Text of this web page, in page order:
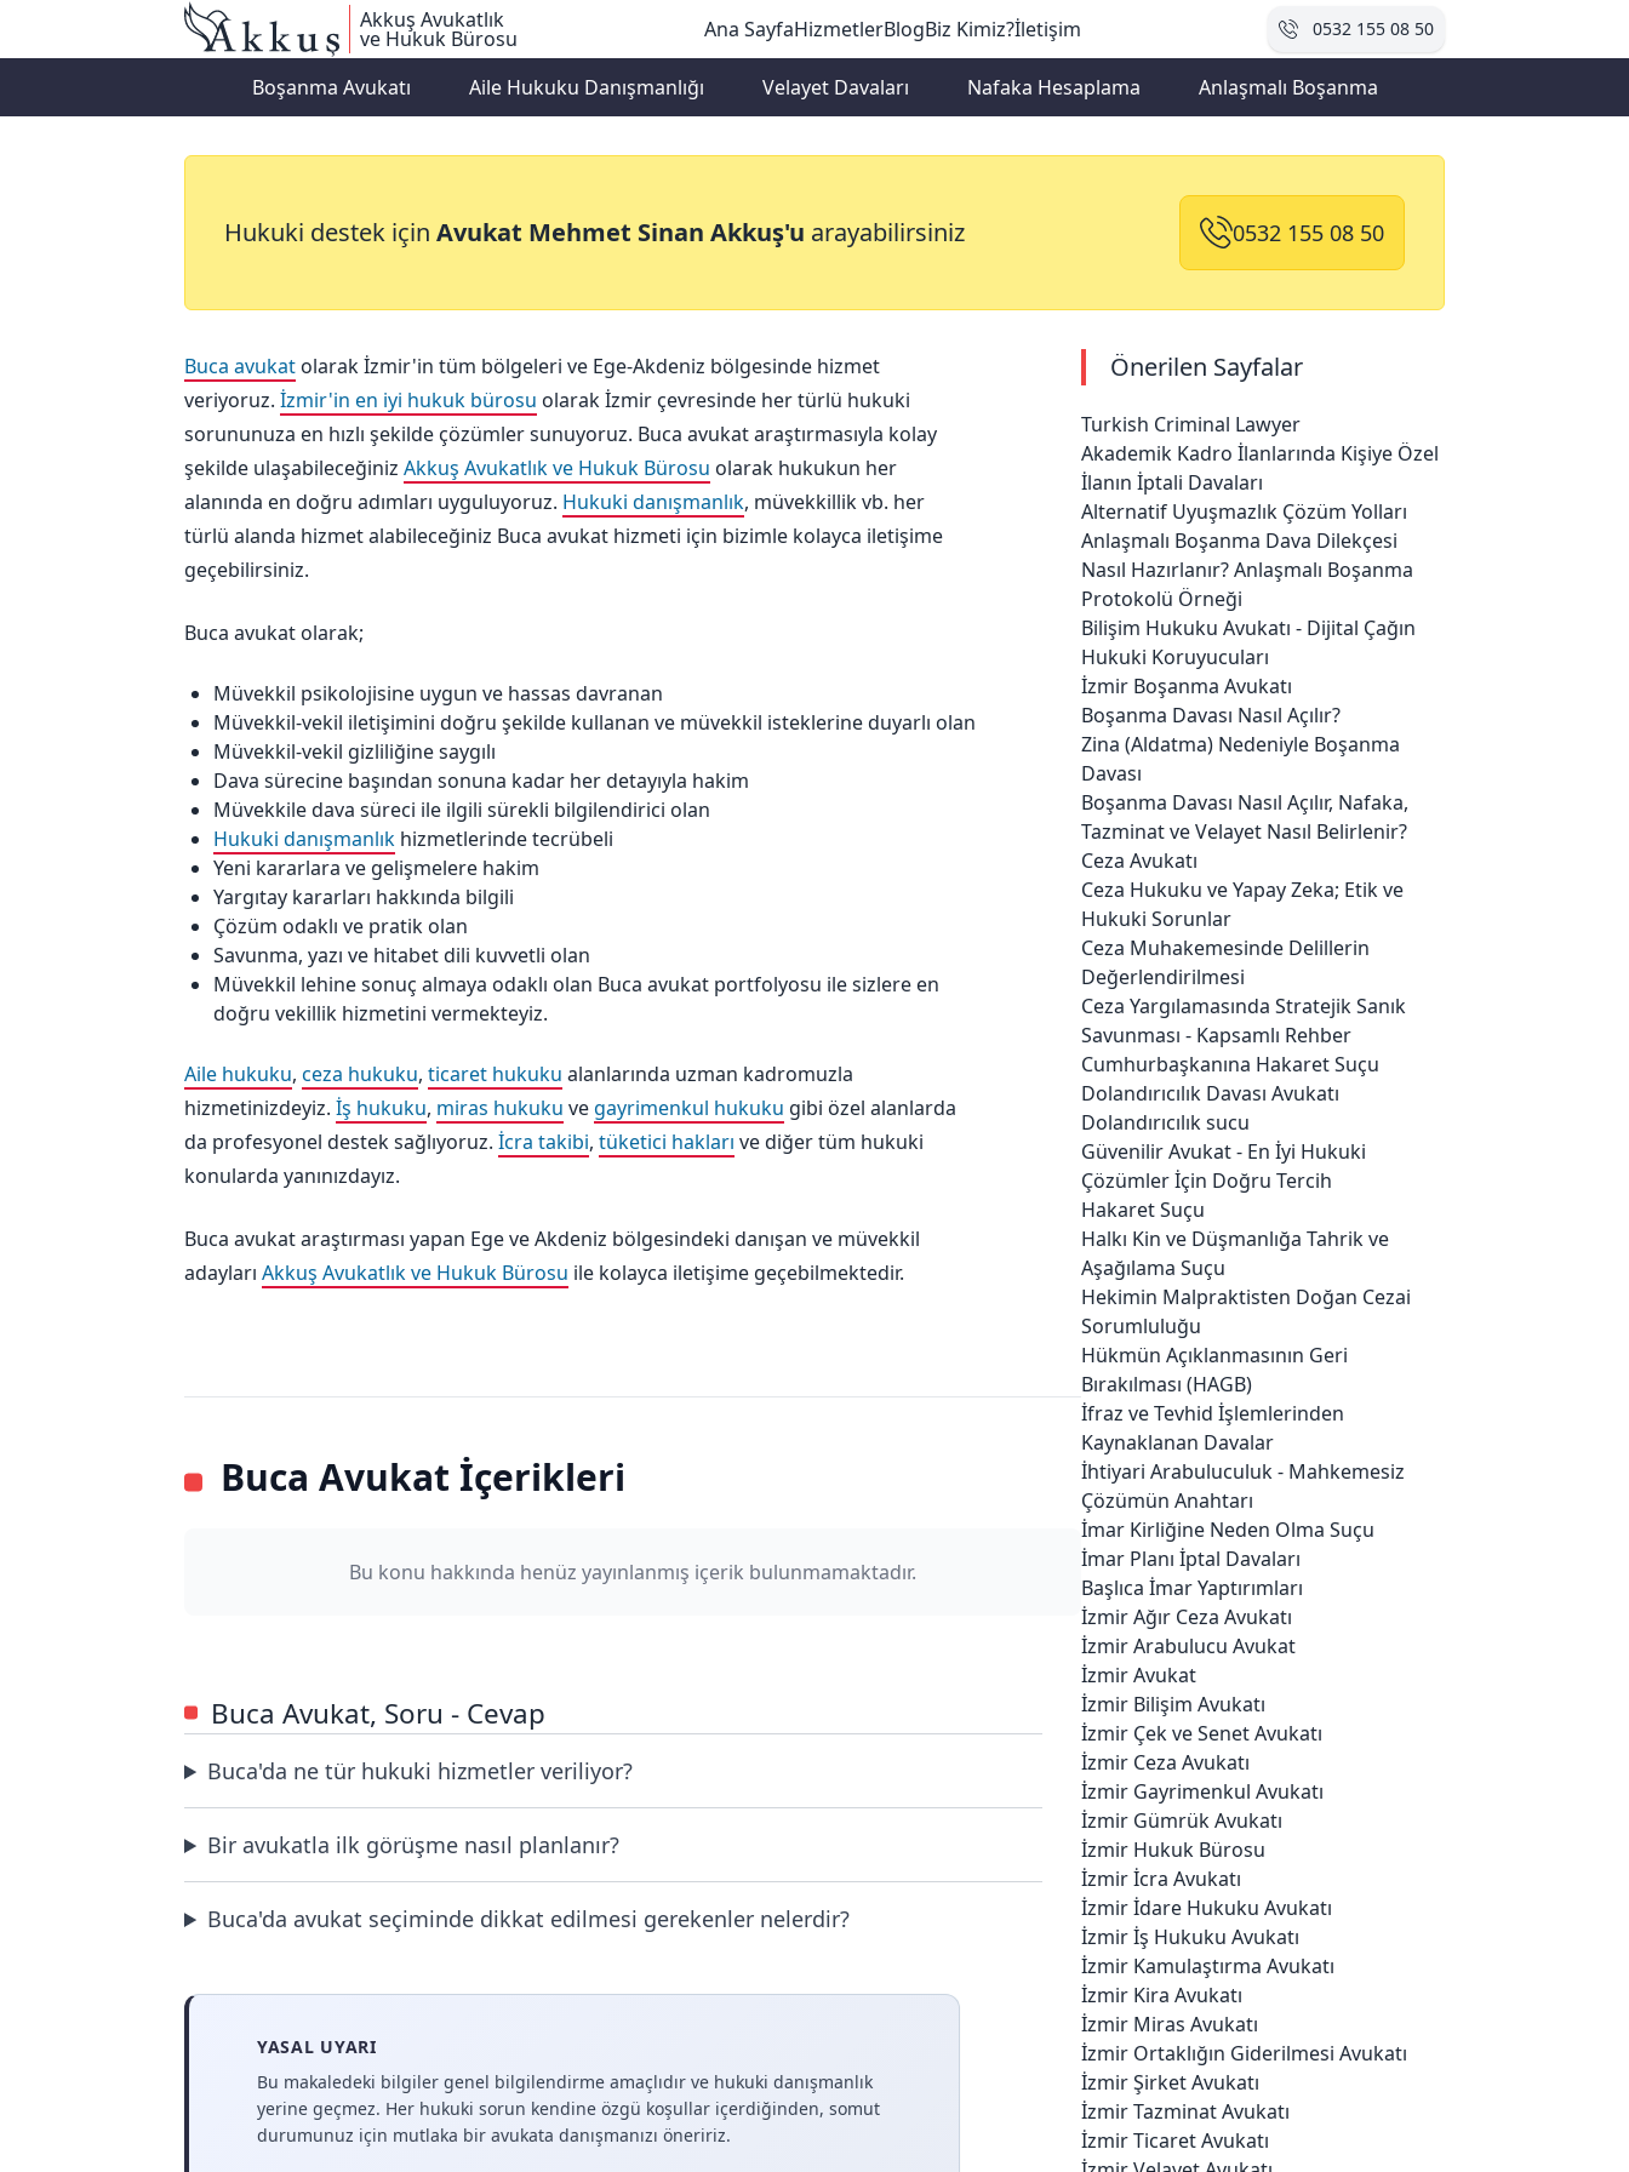
Akkuş Avukatlık
ve Hukuk Bürosu Ana SayfaHizmetlerBlogBiz Kimiz?İletişim 0532 155 08 50
Boşanma Avukatı Aile Hukuku Danışmanlığı Velayet Davaları Nafaka Hesaplama Anlaşmalı Boşanma
Hukuki destek için Avukat Mehmet Sinan Akkuş'u arayabilirsiniz 0532 155 08 50
Buca avukat olarak İzmir'in tüm bölgeleri ve Ege-Akdeniz bölgesinde hizmet
veriyoruz. İzmir'in en iyi hukuk bürosu olarak İzmir çevresinde her türlü hukuki
sorununuza en hızlı şekilde çözümler sunuyoruz. Buca avukat araştırmasıyla kolay
şekilde ulaşabileceğiniz Akkuş Avukatlık ve Hukuk Bürosu olarak hukukun her
alanında en doğru adımları uyguluyoruz. Hukuki danışmanlık, müvekkillik vb. her
türlü alanda hizmet alabileceğiniz Buca avukat hizmeti için bizimle kolayca iletişime
geçebilirsiniz.
Buca avukat olarak;
Müvekkil psikolojisine uygun ve hassas davranan
Müvekkil-vekil iletişimini doğru şekilde kullanan ve müvekkil isteklerine duyarlı olan
Müvekkil-vekil gizliliğine saygılı
Dava sürecine başından sonuna kadar her detayıyla hakim
Müvekkile dava süreci ile ilgili sürekli bilgilendirici olan
Hukuki danışmanlık hizmetlerinde tecrübeli
Yeni kararlara ve gelişmelere hakim
Yargıtay kararları hakkında bilgili
Çözüm odaklı ve pratik olan
Savunma, yazı ve hitabet dili kuvvetli olan
Müvekkil lehine sonuç almaya odaklı olan Buca avukat portfolyosu ile sizlere en
doğru vekillik hizmetini vermekteyiz.
Aile hukuku, ceza hukuku, ticaret hukuku alanlarında uzman kadromuzla
hizmetinizdeyiz. İş hukuku, miras hukuku vegayrimenkul hukuku gibi özel alanlarda
da profesyonel destek sağlıyoruz. İcra takibi, tüketici hakları ve diğer tüm hukuki
konularda yanınızdayız.
Buca avukat araştırması yapan Ege ve Akdeniz bölgesindeki danışan ve müvekkil
adayları Akkuş Avukatlık ve Hukuk Bürosu ile kolayca iletişime geçebilmektedir.
Buca Avukat İçerikleri
Bu konu hakkında henüz yayınlanmış içerik bulunmamaktadır.
Buca Avukat, Soru - Cevap
Buca'da ne tür hukuki hizmetler veriliyor?
Bir avukatla ilk görüşme nasıl planlanır?
Buca'da avukat seçiminde dikkat edilmesi gerekenler nelerdir?
YASAL UYARI
Bu makaledeki bilgiler genel bilgilendirme amaçlıdır ve hukuki danışmanlık
yerine geçmez. Her hukuki sorun kendine özgü koşullar içerdiğinden, somut
durumunuz için mutlaka bir avukata danışmanızı öneririz.
Önerilen Sayfalar
Turkish Criminal Lawyer
Akademik Kadro İlanlarında Kişiye Özel
İlanın İptali Davaları
Alternatif Uyuşmazlık Çözüm Yolları
Anlaşmalı Boşanma Dava Dilekçesi
Nasıl Hazırlanır? Anlaşmalı Boşanma
Protokolü Örneği
Bilişim Hukuku Avukatı - Dijital Çağın
Hukuki Koruyucuları
İzmir Boşanma Avukatı
Boşanma Davası Nasıl Açılır?
Zina (Aldatma) Nedeniyle Boşanma
Davası
Boşanma Davası Nasıl Açılır, Nafaka,
Tazminat ve Velayet Nasıl Belirlenir?
Ceza Avukatı
Ceza Hukuku ve Yapay Zeka; Etik ve
Hukuki Sorunlar
Ceza Muhakemesinde Delillerin
Değerlendirilmesi
Ceza Yargılamasında Stratejik Sanık
Savunması - Kapsamlı Rehber
Cumhurbaşkanına Hakaret Suçu
Dolandırıcılık Davası Avukatı
Dolandırıcılık sucu
Güvenilir Avukat - En İyi Hukuki
Çözümler İçin Doğru Tercih
Hakaret Suçu
Halkı Kin ve Düşmanlığa Tahrik ve
Aşağılama Suçu
Hekimin Malpraktisten Doğan Cezai
Sorumluluğu
Hükmün Açıklanmasının Geri
Bırakılması (HAGB)
İfraz ve Tevhid İşlemlerinden
Kaynaklanan Davalar
İhtiyari Arabuluculuk - Mahkemesiz
Çözümün Anahtarı
İmar Kirliğine Neden Olma Suçu
İmar Planı İptal Davaları
Başlıca İmar Yaptırımları
İzmir Ağır Ceza Avukatı
İzmir Arabulucu Avukat
İzmir Avukat
İzmir Bilişim Avukatı
İzmir Çek ve Senet Avukatı
İzmir Ceza Avukatı
İzmir Gayrimenkul Avukatı
İzmir Gümrük Avukatı
İzmir Hukuk Bürosu
İzmir İcra Avukatı
İzmir İdare Hukuku Avukatı
İzmir İş Hukuku Avukatı
İzmir Kamulaştırma Avukatı
İzmir Kira Avukatı
İzmir Miras Avukatı
İzmir Ortaklığın Giderilmesi Avukatı
İzmir Şirket Avukatı
İzmir Tazminat Avukatı
İzmir Ticaret Avukatı